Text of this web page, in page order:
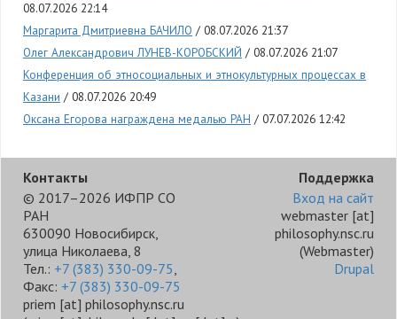
08.07.2026 22:14
Маргарита Дмитриевна БАЧИЛО
08.07.2026 21:37
Олег Александрович ЛУНЕВ-КОРОБСКИЙ
08.07.2026 21:07
Конференция об этносоциальных и этнокультурных процессах в
Казани
08.07.2026 20:49
Оксана Егорова награждена медалью РАН
07.07.2026 12:42
Контакты
© 2017–2026 ИФПР СО
РАН
630090 Новосибирск,
улица Николаева, 8
Тел.: +7 (383) 330-09-75,
Факс: +7 (383) 330-09-75
priem [at] philosophy.nsc.ru
Поддержка
Вход на сайт
webmaster [at]
philosophy.nsc.ru
(Webmaster)
Drupal